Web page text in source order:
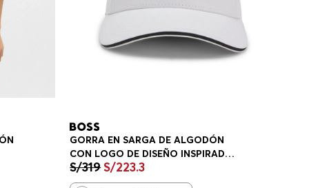
GORRA EN SARGA DE ALGODÓN
CON LOGO DE DISEÑO INSPIRADO
EN EL TENIS GORRA HOMBRE
S/319S/223.3